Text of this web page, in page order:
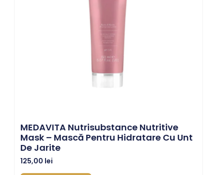
MEDAVITA Nutrisubstance Nutritive
Mask – Mască Pentru Hidratare Cu Unt
De Jarite
125,00 lei